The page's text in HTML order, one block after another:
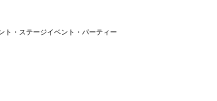
ト・ステージイベント・パーティー